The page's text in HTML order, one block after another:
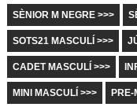
SÈNIOR M NEGRE >>>
SOTS21 MASCULÍ >>>
CADET MASCULÍ >>>
MINI MASCULÍ >>> PRE-